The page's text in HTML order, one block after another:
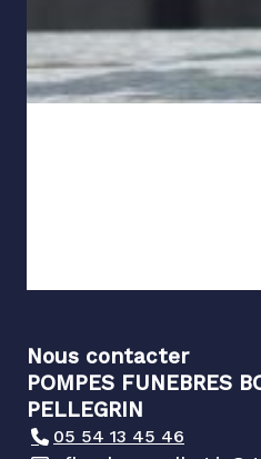
Nous contacter
POMPES FUNEBRES
PELLEGRIN
05 54 13 45 46